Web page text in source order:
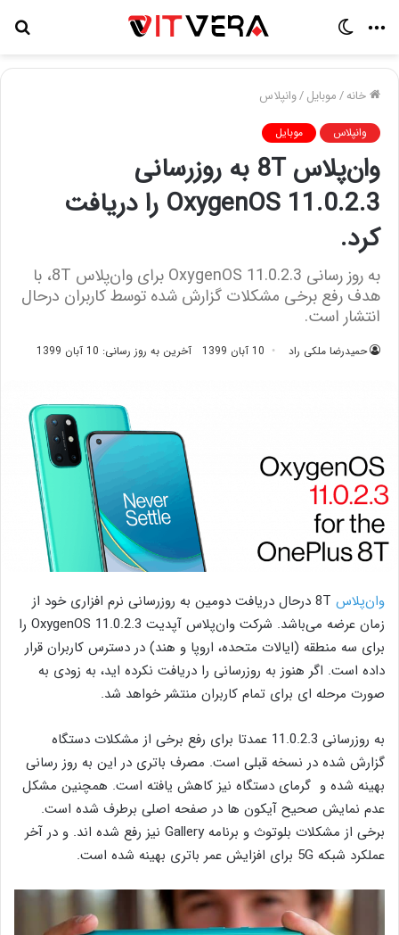
منو
خانه/موبایل/وانپلاس
وانپلاس موبایل
وان‌پلاس 8T به روزرسانی
OxygenOS 11.0.2.3 را دریافت
کرد.
به روز رسانی OxygenOS 11.0.2.3 برای وان‌پلاس 8T، با
هدف رفع برخی مشکلات گزارش شده توسط کاربران درحال
انتشار است.
حمیدرضا ملکی راد 10 آبان 1399 آخرین به روز رسانی: 10 آبان 1399
وان‌پلاس
8T درحال دریافت دومین به روزرسانی نرم افزاری خود از
زمان عرضه می‌باشد. شرکت وان‌پلاس آپدیت OxygenOS 11.0.2.3 را
برای سه منطقه (ایالات متحده، اروپا و هند) در دسترس کاربران قرار
داده است. اگر هنوز به روزرسانی را دریافت نکرده اید، به زودی به
صورت مرحله ای برای تمام کاربران منتشر خواهد شد.
به روزرسانی 11.0.2.3 عمدتا برای رفع برخی از مشکلات دستگاه
گزارش شده در نسخه قبلی است. مصرف باتری در این به روز رسانی
بهینه شده و گرمای دستگاه نیز کاهش یافته است. همچنین مشکل
عدم نمایش صحیح آیکون ها در صفحه اصلی برطرف شده است.
برخی از مشکلات بلوتوث و برنامه Gallery نیز رفع شده اند. و در آخر
عملکرد شبکه 5G برای افزایش عمر باتری بهینه شده است.